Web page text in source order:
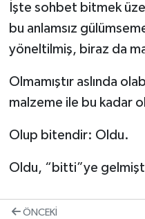
İşte sohbet bitmek
bu anlamsız
yöneltilmiş, biraz da
Olmamıştır aslında
malzeme ile bu kadar
Olup bitendir: Oldu.
Oldu, “bitti”ye
ÖNCEKI